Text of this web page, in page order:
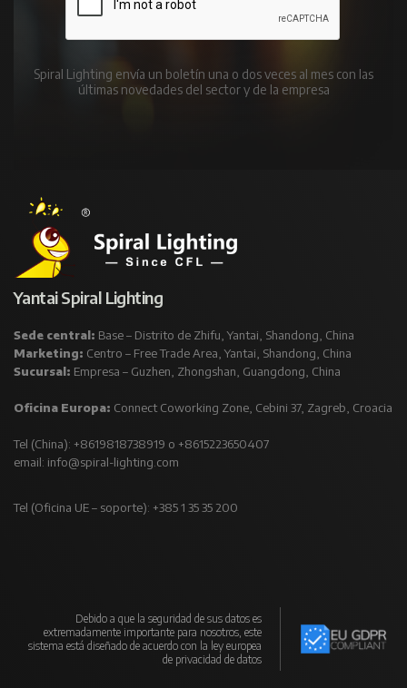
Spiral Lighting envía un boletín una o dos veces al mes con las
últimas novedades del sector y de la empresa
Yantai Spiral Lighting
Sede central: Base – Distrito de Zhifu, Yantai, Shandong, China
Marketing: Centro – Free Trade Area, Yantai, Shandong, China
Sucursal: Empresa – Guzhen, Zhongshan, Guangdong, China
Oficina Europa: Connect Coworking Zone, Cebini 37, Zagreb, Croacia
Tel (China): +8619818738919 o +8615223650407
email: info@spiral-lighting.com
Tel (Oficina UE – soporte): +385 1 35 35 200
Debido a que la seguridad de sus datos es
extremadamente importante para nosotros, este
sistema está diseñado de acuerdo con la ley europea
de privacidad de datos